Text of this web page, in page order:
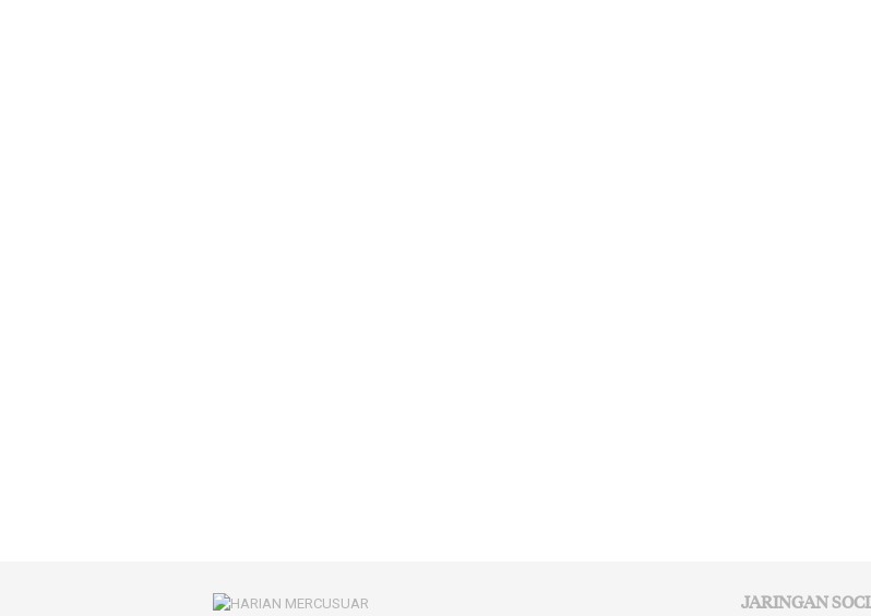
JARINGAN